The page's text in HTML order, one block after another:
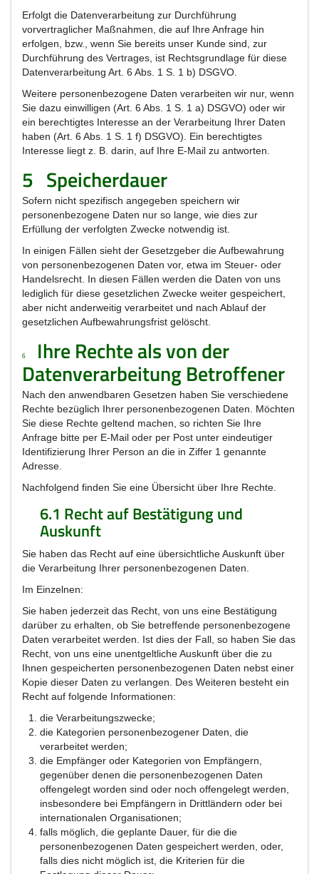
Erfolgt die Datenverarbeitung zur Durchführung
vorvertraglicher Maßnahmen, die auf Ihre Anfrage hin
erfolgen, bzw., wenn Sie bereits unser Kunde sind, zur
Durchführung des Vertrages, ist Rechtsgrundlage für diese
Datenverarbeitung Art. 6 Abs. 1 S. 1 b) DSGVO.
Weitere personenbezogene Daten verarbeiten wir nur, wenn
Sie dazu einwilligen (Art. 6 Abs. 1 S. 1 a) DSGVO) oder wir
ein berechtigtes Interesse an der Verarbeitung Ihrer Daten
haben (Art. 6 Abs. 1 S. 1 f) DSGVO). Ein berechtigtes
Interesse liegt z. B. darin, auf Ihre E-Mail zu antworten.
5 Speicherdauer
Sofern nicht spezifisch angegeben speichern wir
personenbezogene Daten nur so lange, wie dies zur
Erfüllung der verfolgten Zwecke notwendig ist.
In einigen Fällen sieht der Gesetzgeber die Aufbewahrung
von personenbezogenen Daten vor, etwa im Steuer- oder
Handelsrecht. In diesen Fällen werden die Daten von uns
lediglich für diese gesetzlichen Zwecke weiter gespeichert,
aber nicht anderweitig verarbeitet und nach Ablauf der
gesetzlichen Aufbewahrungsfrist gelöscht.
6 Ihre Rechte als von der
Datenverarbeitung Betroffener
Nach den anwendbaren Gesetzen haben Sie verschiedene
Rechte bezüglich Ihrer personenbezogenen Daten. Möchten
Sie diese Rechte geltend machen, so richten Sie Ihre
Anfrage bitte per E-Mail oder per Post unter eindeutiger
Identifizierung Ihrer Person an die in Ziffer 1 genannte
Adresse.
Nachfolgend finden Sie eine Übersicht über Ihre Rechte.
6.1 Recht auf Bestätigung und
Auskunft
Sie haben das Recht auf eine übersichtliche Auskunft über
die Verarbeitung Ihrer personenbezogenen Daten.
Im Einzelnen:
Sie haben jederzeit das Recht, von uns eine Bestätigung
darüber zu erhalten, ob Sie betreffende personenbezogene
Daten verarbeitet werden. Ist dies der Fall, so haben Sie das
Recht, von uns eine unentgeltliche Auskunft über die zu
Ihnen gespeicherten personenbezogenen Daten nebst einer
Kopie dieser Daten zu verlangen. Des Weiteren besteht ein
Recht auf folgende Informationen:
die Verarbeitungszwecke;
die Kategorien personenbezogener Daten, die
verarbeitet werden;
die Empfänger oder Kategorien von Empfängern,
gegenüber denen die personenbezogenen Daten
offengelegt worden sind oder noch offengelegt werden,
insbesondere bei Empfängern in Drittländern oder bei
internationalen Organisationen;
falls möglich, die geplante Dauer, für die die
personenbezogenen Daten gespeichert werden, oder,
falls dies nicht möglich ist, die Kriterien für die